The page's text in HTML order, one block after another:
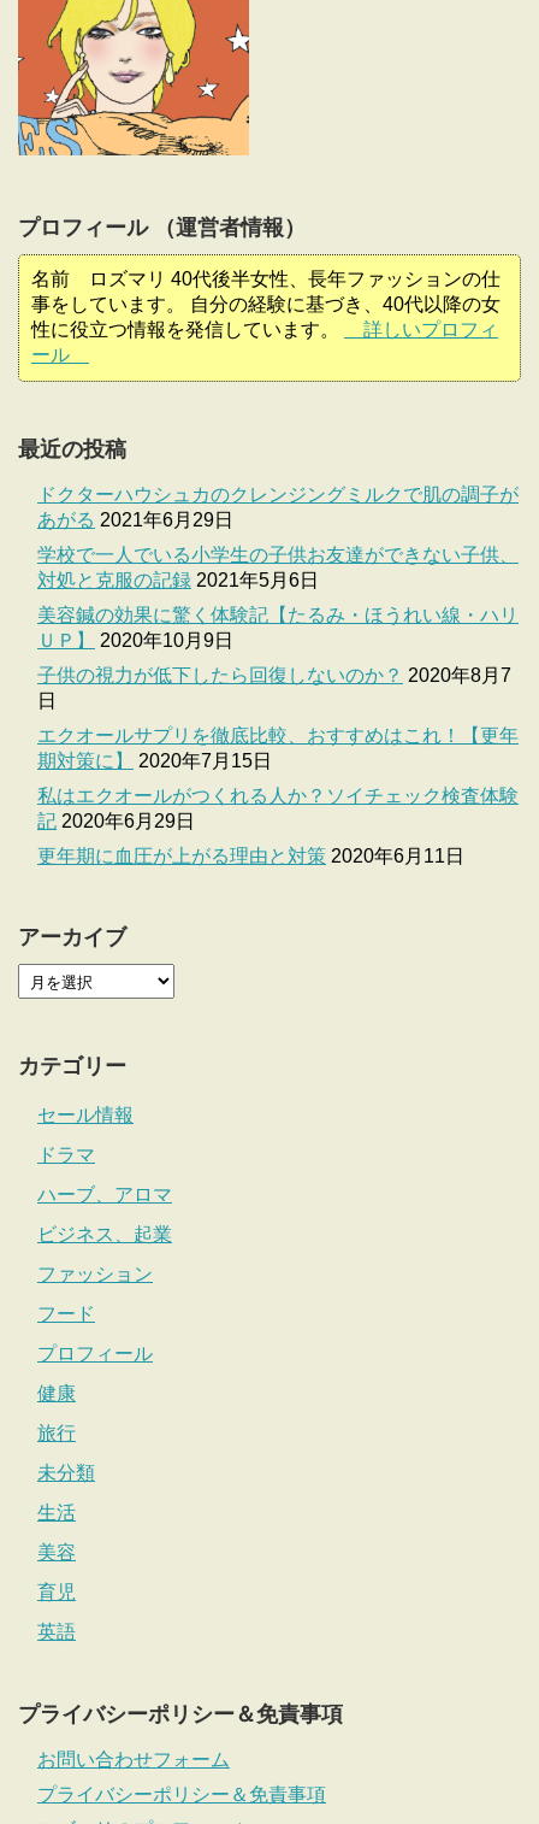
プロフィール （運営者情報）
名前 ロズマリ 40代後半女性、長年ファッションの仕
事をしています。 自分の経験に基づき、40代以降の女
性に役立つ情報を発信しています。
詳しいプロフィ
ール
最近の投稿
ドクターハウシュカのクレンジングミルクで肌の調子が
あがる 2021年6月29日
学校で一人でいる小学生の子供お友達ができない子供、
対処と克服の記録 2021年5月6日
美容鍼の効果に驚く体験記【たるみ・ほうれい線・ハリ
ＵＰ】
2020年10月9日
子供の視力が低下したら回復しないのか？ 2020年8月7
日
エクオールサプリを徹底比較、おすすめはこれ！【更年
期対策に】
2020年7月15日
私はエクオールがつくれる人か？ソイチェック検査体験
記 2020年6月29日
更年期に血圧が上がる理由と対策 2020年6月11日
アーカイブ
カテゴリー
セール情報
ドラマ
ハーブ、アロマ
ビジネス、起業
ファッション
フード
プロフィール
健康
旅行
未分類
生活
美容
育児
英語
プライバシーポリシー＆免責事項
お問い合わせフォーム
プライバシーポリシー＆免責事項